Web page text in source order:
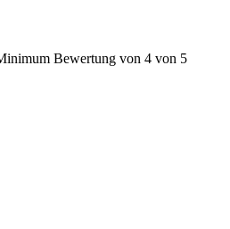
Bewertung von 4 von 5